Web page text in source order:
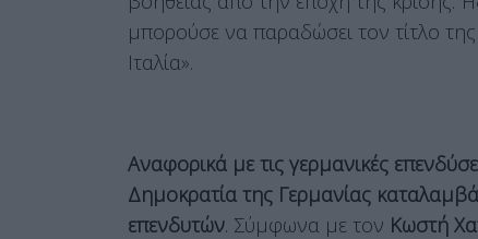
μπορούσε να παραδώσει τον τίτλο
Ιταλία».
Αναφορικά με τις γερμανικές
Δημοκρατία της Γερμανίας
επενδυτών. Σύμφωνα με τον Κωστή